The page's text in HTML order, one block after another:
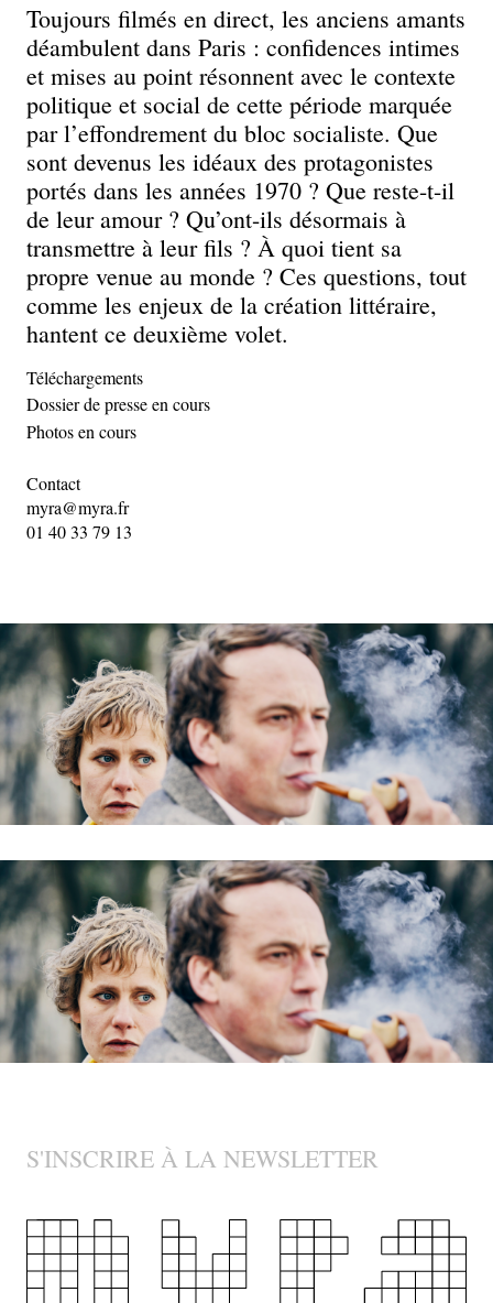
Toujours filmés en direct, les anciens amants
déambulent dans Paris : confidences intimes
et mises au point résonnent avec le contexte
politique et social de cette période marquée
par l’effondrement du bloc socialiste. Que
sont devenus les idéaux des protagonistes
portés dans les années 1970 ? Que reste-t-il
de leur amour ? Qu’ont-ils désormais à
transmettre à leur fils ? À quoi tient sa
propre venue au monde ? Ces questions, tout
comme les enjeux de la création littéraire,
hantent ce deuxième volet.
Téléchargements
Dossier de presse en cours
Photos en cours
Contact
myra@myra.fr
01 40 33 79 13
S'INSCRIRE À LA NEWSLETTER